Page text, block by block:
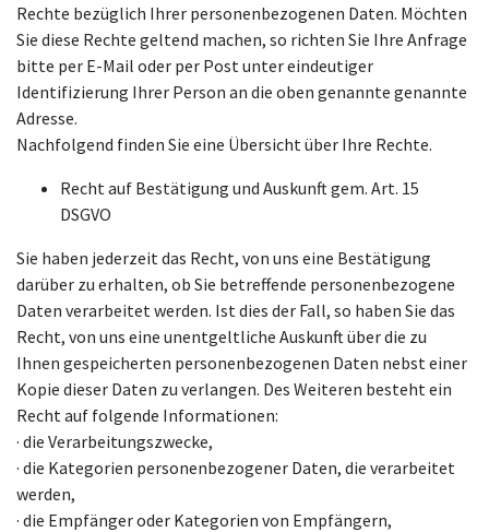
Rechte bezüglich Ihrer personenbezogenen Daten. Möchten
Sie diese Rechte geltend machen, so richten Sie Ihre Anfrage
bitte per E-Mail oder per Post unter eindeutiger
Identifizierung Ihrer Person an die oben genannte genannte
Adresse.
Nachfolgend finden Sie eine Übersicht über Ihre Rechte.
Recht auf Bestätigung und Auskunft gem. Art. 15
DSGVO
Sie haben jederzeit das Recht, von uns eine Bestätigung
darüber zu erhalten, ob Sie betreffende personenbezogene
Daten verarbeitet werden. Ist dies der Fall, so haben Sie das
Recht, von uns eine unentgeltliche Auskunft über die zu
Ihnen gespeicherten personenbezogenen Daten nebst einer
Kopie dieser Daten zu verlangen. Des Weiteren besteht ein
Recht auf folgende Informationen:
· die Verarbeitungszwecke,
· die Kategorien personenbezogener Daten, die verarbeitet
werden,
· die Empfänger oder Kategorien von Empfängern,